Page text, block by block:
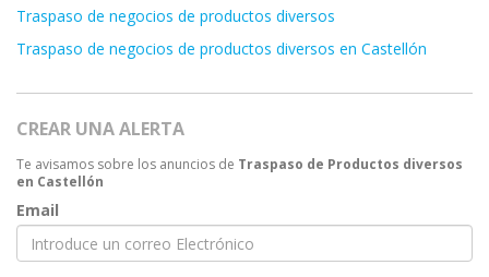
Traspaso de negocios de productos diversos
Traspaso de negocios de productos diversos en Castellón
CREAR UNA ALERTA
Te avisamos sobre los anuncios de Traspaso de Productos diversos
en Castellón
Email